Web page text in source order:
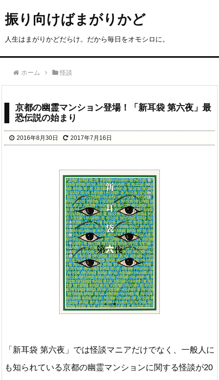
振り向けばまがりかど
人生はまがりかどだらけ。だから毎日をオモシロに。
ホーム 怪談
京都の幽霊マンション登場！「新耳袋 第六夜」最
恐伝説の始まり
2016年8月30日 2017年7月16日
「新耳袋 第六夜」では怪談マニアだけでなく、一般人に
も知られている京都の幽霊マンションに関する怪談が20